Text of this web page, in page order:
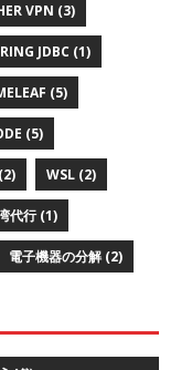
VPN (3)
JDBC (1)
(5)
(5)
WSL (2)
代行 (1)
電子機器の分解 (2)